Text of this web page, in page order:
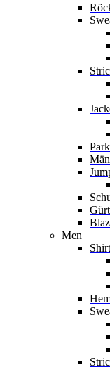
Men